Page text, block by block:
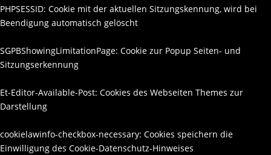
PHPSESSID: Cookie mit der aktuellen Sitzungskennung, wird bei
Beendigung automatisch gelöscht
SGPBShowingLimitationPage: Cookie zur Popup Seiten- und
Sitzungserkennung
Et-Editor-Available-Post: Cookies des Webseiten Themes zur
Darstellung
cookielawinfo-checkbox-necessary: Cookies speichern die
Einwilligung des Cookie-Datenschutz-Hinweises